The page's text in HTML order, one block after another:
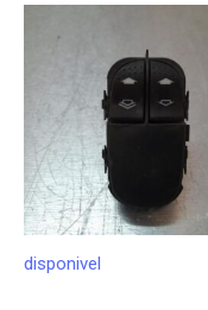
disponivel